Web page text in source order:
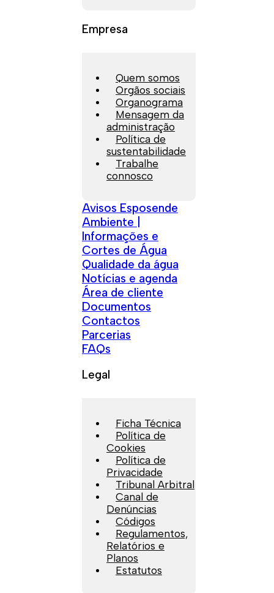
Empresa
Quem somos
Orgãos sociais
Organograma
Mensagem da
administração
Política de
sustentabilidade
Trabalhe
connosco
Avisos Esposende
Ambiente |
Informações e
Cortes de Água
Qualidade da água
Notícias e agenda
Área de cliente
Documentos
Contactos
Parcerias
FAQs
Legal
Ficha Técnica
Política de
Cookies
Política de
Privacidade
Tribunal Arbitral
Canal de
Denúncias
Códigos
Regulamentos,
Relatórios e
Planos
Estatutos